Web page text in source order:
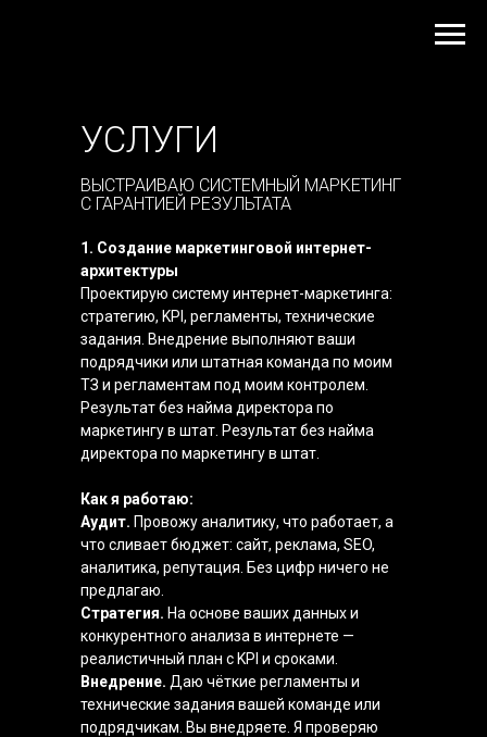
ВЫСТРАИВАЮ СИСТЕМНЫЙ МАРКЕТИНГ
С ГАРАНТИЕЙ РЕЗУЛЬТАТА
УСЛУГИ
1. Создание маркетинговой интернет-
архитектуры
Проектирую систему интернет-маркетинга:
стратегию, KPI, регламенты, технические
задания. Внедрение выполняют ваши
подрядчики или штатная команда по моим
ТЗ и регламентам под моим контролем.
Результат без найма директора по
маркетингу в штат. Результат без найма
директора по маркетингу в штат.
Как я работаю:
Аудит. Провожу аналитику, что работает, а
что сливает бюджет: сайт, реклама, SEO,
аналитика, репутация. Без цифр ничего не
предлагаю.
Стратегия. На основе ваших данных и
конкурентного анализа в интернете —
реалистичный план с KPI и сроками.
Внедрение. Даю чёткие регламенты и
технические задания вашей команде или
подрядчикам. Вы внедряете. Я проверяю